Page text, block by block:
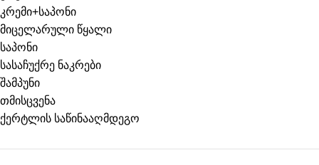
კრემი+საპონი
მიცელარული წყალი
საპონი
სასაჩუქრე ნაკრები
შამპუნი
თმისცვენა
ქერტლის საწინააღმდეგო